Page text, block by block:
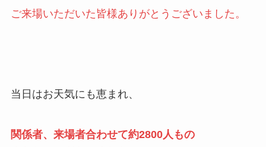
ご来場いただいた皆様ありがとうございました。
当日はお天気にも恵まれ、
関係者、来場者合わせて約2800人もの